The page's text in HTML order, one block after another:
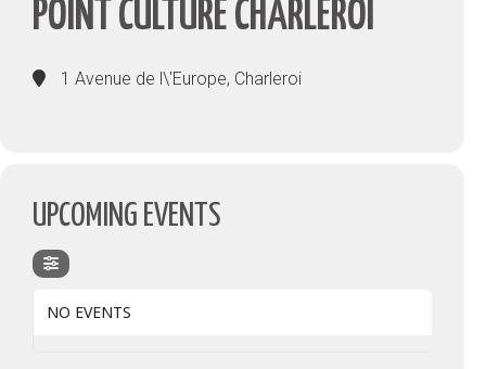
POINT CULTURE CHARLEROI
1 Avenue de l\'Europe, Charleroi
UPCOMING EVENTS
NO EVENTS